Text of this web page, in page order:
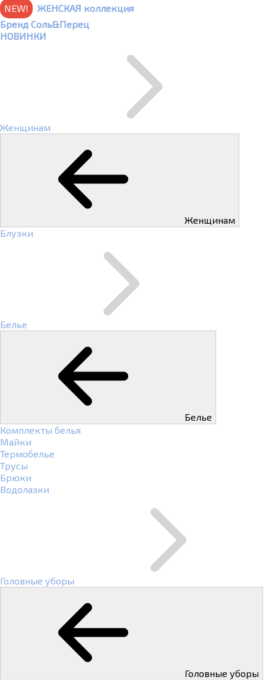
NEW!
ЖЕНСКАЯ коллекция
Бренд Соль&Перец
НОВИНКИ
Женщинам
Женщинам
Блузки
Белье
Белье
Комплекты белья
Майки
Термобелье
Трусы
Брюки
Водолазки
Головные уборы
Головные уборы